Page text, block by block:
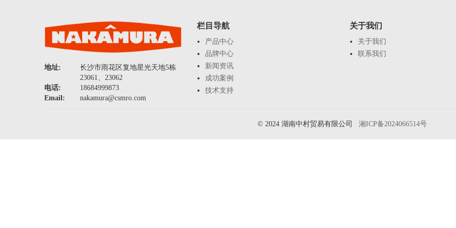
地址:
长沙市雨花区复地星光天地5栋
23061、23062
电话:
18684999873
Email:
nakamura@csmro.com
栏目导航
产品中心
品牌中心
新闻资讯
成功案例
技术支持
关于我们
关于我们
联系我们
© 2024 湖南中村贸易有限公司 湘ICP备2024066514号